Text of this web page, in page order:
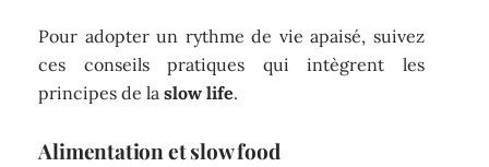
Pour adopter un rythme de vie apaisé, suivez
ces conseils pratiques qui intègrent les
principes de laslow life.
Alimentation et slow food